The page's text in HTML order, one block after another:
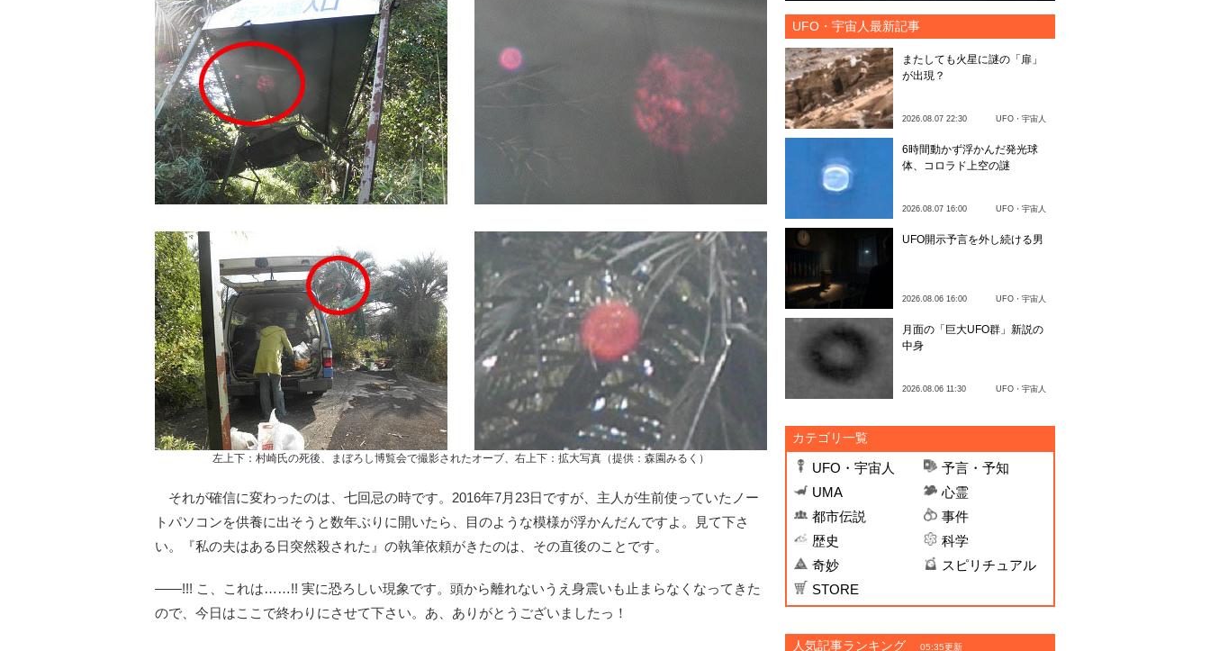
左上下：村崎氏の死後、まぼろし博覧会で撮影されたオーブ、右上下：拡大写真（提供：森園みるく）
それが確信に変わったのは、七回忌の時です。2016年7月23日ですが、主人が生前使っていたノー
トパソコンを供養に出そうと数年ぶりに開いたら、目のような模様が浮かんだんですよ。見て下さ
い。『私の夫はある日突然殺された』の執筆依頼がきたのは、その直後のことです。
――!!! こ、これは……!! 実に恐ろしい現象です。頭から離れないうえ身震いも止まらなくなってきた
ので、今日はここで終わりにさせて下さい。あ、ありがとうございましたっ！
UFO・宇宙人最新記事
またしても火星に謎の「扉」
が出現？
2026.08.07 22:30 UFO・宇宙人
6時間動かず浮かんだ発光球
体、コロラド上空の謎
2026.08.07 16:00 UFO・宇宙人
UFO開示予言を外し続ける男
2026.08.06 16:00 UFO・宇宙人
月面の「巨大UFO群」新説の
中身
2026.08.06 11:30 UFO・宇宙人
カテゴリ一覧
UFO・宇宙人
予言・予知
UMA
心霊
都市伝説
事件
歴史
科学
奇妙
スピリチュアル
STORE
人気記事ランキング 05:35更新